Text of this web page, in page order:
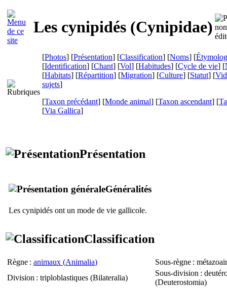
Les cynipidés (Cynipidae)
[Photos] [Présentation] [Classification] [Noms] [
[Identification] [Chant] [Vol] [Habitudes] [Cycle de vie] [
[Habitats] [Répartition] [Migration] [Culture] [Statut] [
sujets]
[Taxon précédant] [Monde animal] [Taxon ascendant] [
[Via Gallica]
Présentation
Généralités
Les cynipidés ont un mode de vie gallicole.
Classification
Règne : animaux (Animalia) Sous-règne :
Division : triploblastiques (Bilateralia)
Sous-division :
(Deuterostomia)